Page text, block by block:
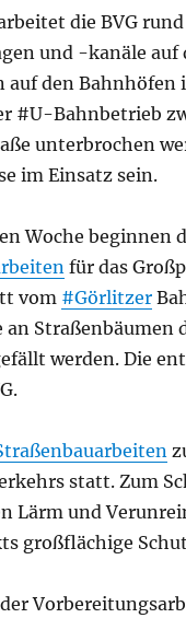
die BVG
und -kanäle
den Bahnhöfen
#U-Bahnbetrieb
unterbrochen
im Einsatz sein.
Woche beginnen
für das
vom #Görlitzer
Straßenbäumen
werden. Die
statt. Zum
Lärm und
großflächige